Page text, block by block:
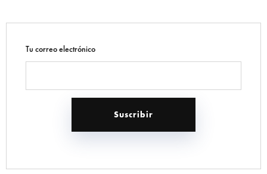
Tu correo electrónico